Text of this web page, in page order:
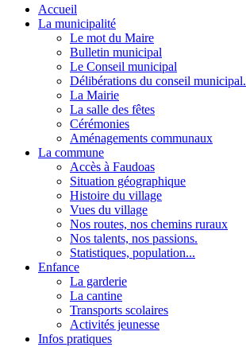
Accueil
La municipalité
Le mot du Maire
Bulletin municipal
Le Conseil municipal
Délibérations du conseil municipal.
La Mairie
La salle des fêtes
Cérémonies
Aménagements communaux
La commune
Accès à Faudoas
Situation géographique
Histoire du village
Vues du village
Nos routes, nos chemins ruraux
Nos talents, nos passions.
Statistiques, population...
Enfance
La garderie
La cantine
Transports scolaires
Activités jeunesse
Infos pratiques